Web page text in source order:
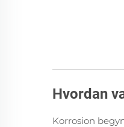
Hvordan
Korrosion